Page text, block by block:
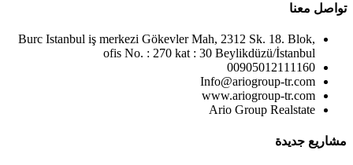
تواصل معنا
Burc Istanbul iş merkezi Gökevler Mah, 2312 Sk. 18. Blok,
ofis No. : 270 kat : 30 Beylikdüzü/İstanbul
00905012111160
Info@ariogroup-tr.com
www.ariogroup-tr.com
Ario Group Realstate
مشاريع جديدة